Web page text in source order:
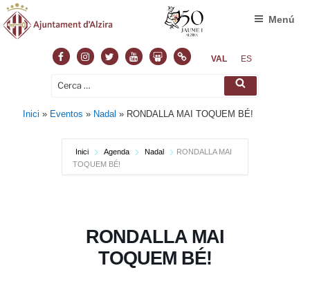
FacebookInstagram
TwitterYoutubeSlideshare
NormasVAL ES
Cerca: Cerca
Menú
Inici » Eventos » Nadal » RONDALLA MAI TOQUEM BÉ!
Inici Agenda Nadal
RONDALLA MAI
TOQUEM BÉ!
RONDALLA MAI
TOQUEM BÉ!